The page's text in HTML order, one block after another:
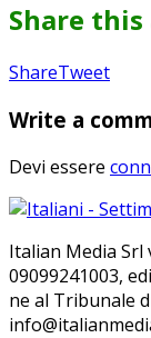
Share
ShareTweetShare
Pin
Send
Write a
Devi essere
Ita­lian Me­dia Srl
09099241003,
ne al Tri­bu­na­le